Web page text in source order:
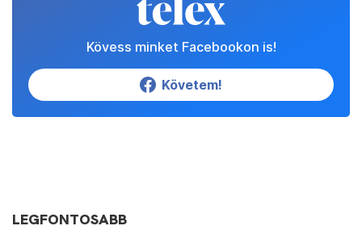
Kövess minket Facebookon is!
Követem!
LEGFONTOSABB